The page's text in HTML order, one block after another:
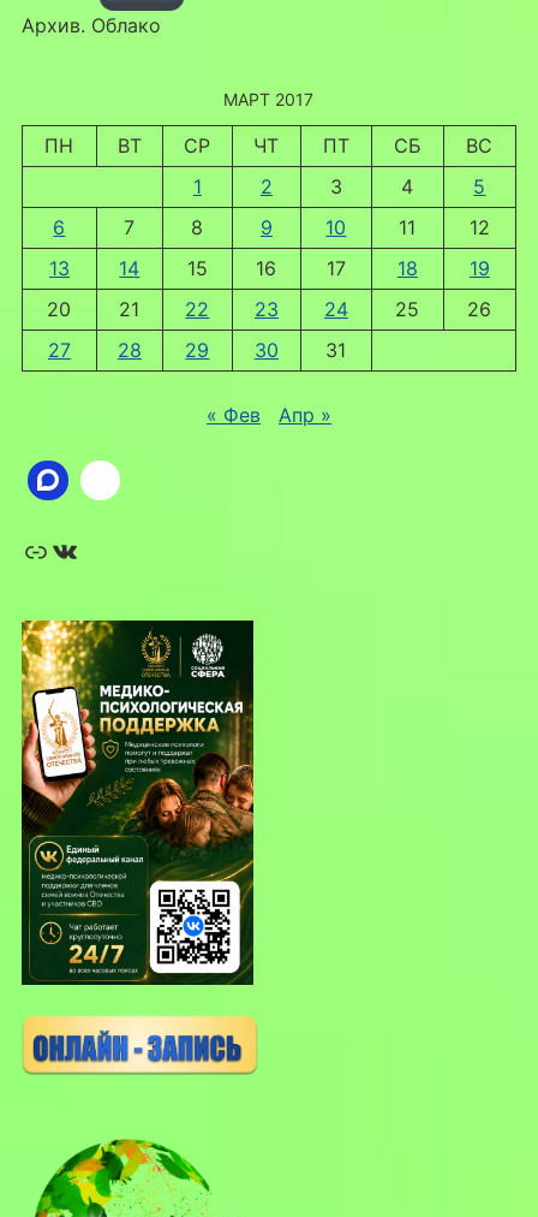
Архив. Облако
МАРТ 2017
ПН ВТ СР ЧТ ПТ СБ
ВС
1
2 3 4
5
6
7 8 9 10 11
12
13
14 15 16 17 18
19
20
21 22 23 24 25
26
27
28 29 30 31
« Фев Апр »
Ссылка